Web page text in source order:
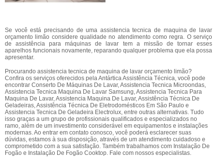
Se você está precisando de uma assistencia tecnica de maquina de lavar
orçamento limão considere qualidade no atendimento como regra. O serviço
de assistência para máquinas de lavar tem a missão de tornar esses
aparelhos funcionais novamente, reparando qualquer problema que ela possa
apresentar.
Procurando assistencia tecnica de maquina de lavar orçamento limão?
Confira os serviços oferecidos pela Antártica Assistência Técnica, você pode
encontrar Conserto De Máquinas De Lavar, Assistencia Tecnica Microondas,
Assistencia Tecnica Maquina De Lavar Samsung, Assistencia Tecnica Para
Maquina De Lavar, Assistencia Maquina De Lavar, Assistência Técnica De
Geladeiras, Assistência Técnica De Eletrodomésticos Em São Paulo e
Assistencia Tecnica De Geladeira Electrolux, entre outras alternativas. Tudo
isso graças a um grupo de profissionais qualificados e especializados no
ramo, além de um investimento considerável em equipamentos e instalações
modernas. Ao entrar em contato conosco, você poderá esclarecer suas
dúvidas, estamos à sua disposição, através de um atendimento cuidadoso e
comprometido com a sua satisfação. Também trabalhamos com Instalação De
Fogão e Instalação De Fogão Cooktop. Fale com nossos especialistas.